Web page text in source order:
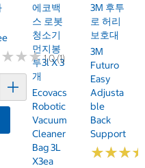
★★★
★★★1.0 (1)
에 담기
에코백
스 로봇
청소기
먼지봉
투3l X 3
개
Ecovacs
Robotic
Vacuum
Cleaner
Bag 3L
X3ea
3M 후투
로 허리
보호대
3M
Futuro
Easy
Adjusta
Ble
Back
Support
★★★
★★★